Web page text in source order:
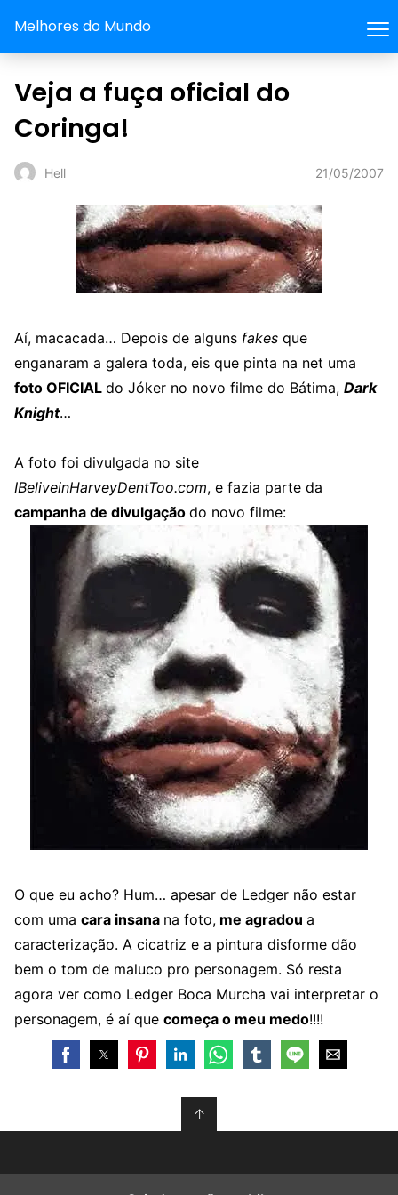
Melhores do Mundo
Veja a fuça oficial do
Coringa!
Hell 21/05/2007
Aí, macacada… Depois de alguns fakes que
enganaram a galera toda, eis que pinta na net uma
foto OFICIAL do Jóker no novo filme do Bátima, Dark
Knight…
A foto foi divulgada no site
IBeliveinHarveyDentToo.com, e fazia parte da
campanha de divulgação do novo filme:
O que eu acho? Hum… apesar de Ledger não estar
com uma cara insana na foto, me agradou a
caracterização. A cicatriz e a pintura disforme dão
bem o tom de maluco pro personagem. Só resta
agora ver como Ledger Boca Murcha vai interpretar o
personagem, é aí que começa o meu medo!!!!
↑